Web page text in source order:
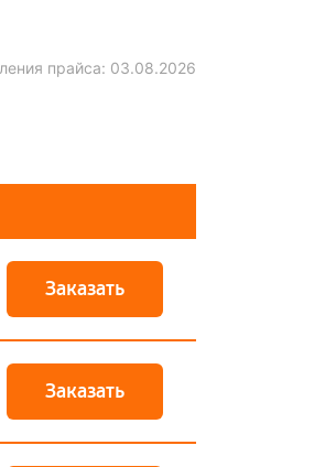
прайса: 03.08.2026
Заказать
Заказать